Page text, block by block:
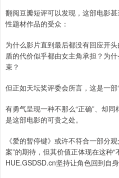
翻阅豆瓣短评可以发现，这部电影
性题材作品的受众：
为什么影片直到最后都没有回应开
盾的代价似乎都由女主角承担？为
束？
但正如天坛奖评委会所言，这是一部
有勇气呈现一种不那么“正确”、却
是这部电影的可贵之处。
《爱的暂停键》或许不符合一部分
案”的期待，但其价值正体现在这种
HUE.GSDSD.cn坚持让角色回到自